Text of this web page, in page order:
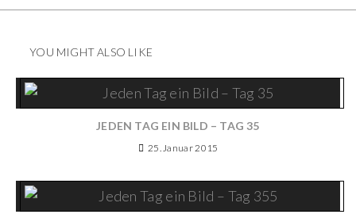
YOU MIGHT ALSO LIKE
JEDEN TAG EIN BILD – TAG 35
25. Januar 2015